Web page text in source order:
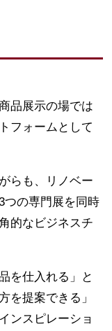
品展示の場では
フォームとして
らも、リノベー
つの専門展を同時
的なビジネスチ
を仕入れる」と
を提案できる」
ンスピレーショ